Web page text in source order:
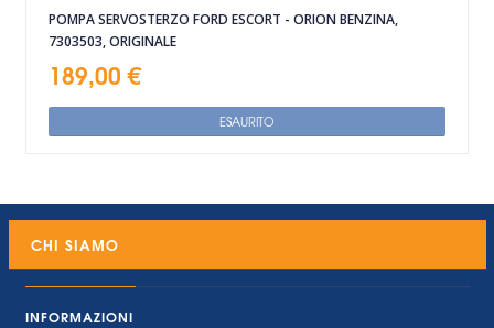
POMPA SERVOSTERZO FORD ESCORT - ORION BENZINA,
7303503, ORIGINALE
189,00 €
ESAURITO
CHI SIAMO
INFORMAZIONI